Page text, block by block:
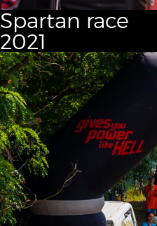
Spartan race
2021